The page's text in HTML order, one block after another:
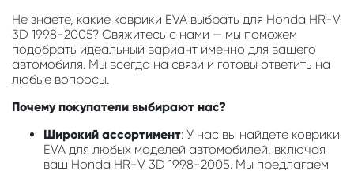
Не знаете, какие коврики EVA выбрать для Honda HR-V
3D 1998-2005? Свяжитесь с нами — мы поможем
подобрать идеальный вариант именно для вашего
автомобиля. Мы всегда на связи и готовы ответить на
любые вопросы.
Почему покупатели выбирают нас?
Широкий ассортимент: У нас вы найдете коврики
EVA для любых моделей автомобилей, включая
ваш Honda HR-V 3D 1998-2005. Мы предлагаем